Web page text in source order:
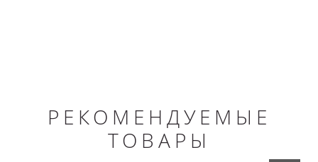
РЕКОМЕНДУЕМЫЕ
ТОВАРЫ